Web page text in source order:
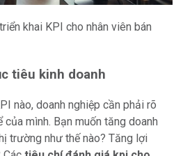
khai KPI cho nhân viên bán
tiêu kinh doanh
nào, doanh nghiệp cần phải rõ
mình. Bạn muốn tăng doanh
trường như thế nào? Tăng lợi